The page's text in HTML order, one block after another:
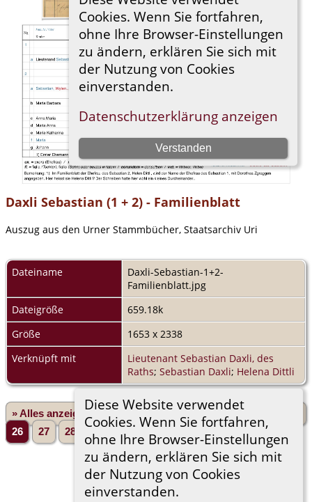
Diese Website verwendet
Cookies. Wenn Sie fortfahren,
ohne Ihre Browser-Einstellungen
zu ändern, erklären Sie sich mit
der Nutzung von Cookies
einverstanden.
Daxli Sebastian (1 + 2) - Familienblatt
Auszug aus den Urner Stammbücher, Staatsarchiv Uri
Dateiname
Daxli-Sebastian-1+2-
Familienblatt.jpg
Dateigröße
659.18k
Größe
1653 x 2338
Verknüpft mit
Lieutenant Sebastian Daxli, des
Raths; Sebastian Daxli; Helena Dittli
» Alles anzeigen
26
27 28 29 30